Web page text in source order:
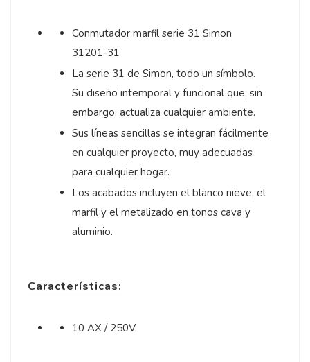
Conmutador marfil serie 31 Simon
31201-31
La serie 31 de Simon, todo un símbolo.
Su diseño intemporal y funcional que, sin
embargo, actualiza cualquier ambiente.
Sus líneas sencillas se integran fácilmente
en cualquier proyecto, muy adecuadas
para cualquier hogar.
Los acabados incluyen el blanco nieve, el
marfil y el metalizado en tonos cava y
aluminio.
Características:
10 AX / 250V.